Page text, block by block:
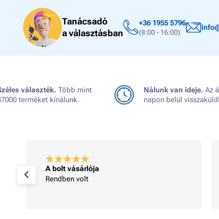
Tanácsadó
a választásban
+36 1955 5796
(8:00 - 16:00)
választék. Több mint
terméket kínálunk.
Nálunk van ideje. Az
napon belül
A bolt vásárlója
Rendben volt